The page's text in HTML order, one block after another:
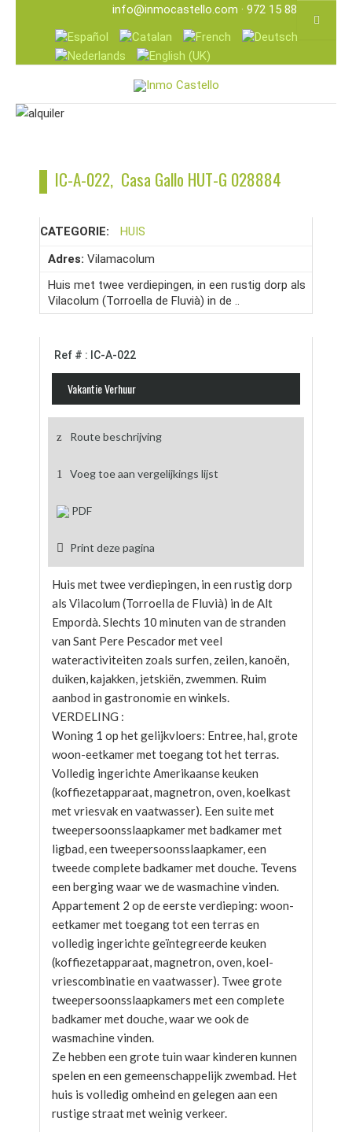
info@inmocastello.com · 972 15 88 25
IC-A-022, Casa Gallo HUT-G 028884
CATEGORIE:
HUIS
Adres: Vilamacolum
Huis met twee verdiepingen, in een rustig dorp als
Vilacolum (Torroella de Fluvià) in de ..
Ref # : IC-A-022
Vakantie Verhuur
Route beschrijving
Voeg toe aan vergelijkings lijst
PDF
Print deze pagina
Huis met twee verdiepingen, in een rustig dorp
als Vilacolum (Torroella de Fluvià) in de Alt
Empordà. Slechts 10 minuten van de stranden
van Sant Pere Pescador met veel
wateractiviteiten zoals surfen, zeilen, kanoën,
duiken, kajakken, jetskiën, zwemmen. Ruim
aanbod in gastronomie en winkels.
VERDELING :
Woning 1 op het gelijkvloers: Entree, hal, grote
woon-eetkamer met toegang tot het terras.
Volledig ingerichte Amerikaanse keuken
(koffiezetapparaat, magnetron, oven, koelkast
met vriesvak en vaatwasser). Een suite met
tweepersoonsslaapkamer met badkamer met
ligbad, een tweepersoonsslaapkamer, een
tweede complete badkamer met douche. Tevens
een berging waar we de wasmachine vinden.
Appartement 2 op de eerste verdieping: woon-
eetkamer met toegang tot een terras en
volledig ingerichte geïntegreerde keuken
(koffiezetapparaat, magnetron, oven, koel-
vriescombinatie en vaatwasser). Twee grote
tweepersoonsslaapkamers met een complete
badkamer met douche, waar we ook de
wasmachine vinden.
Ze hebben een grote tuin waar kinderen kunnen
spelen en een gemeenschappelijk zwembad. Het
huis is volledig omheind en gelegen aan een
rustige straat met weinig verkeer.